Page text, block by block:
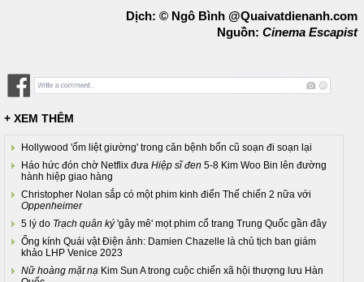
Dịch: © Ngô Bình @Quaivatdienanh.com
Nguồn: Cinema Escapist
+ XEM THÊM
Hollywood 'ốm liệt giường' trong căn bệnh bổn cũ soạn đi soạn lại
Háo hức đón chờ Netflix đưa Hiệp sĩ đen 5-8 Kim Woo Bin lên đường
hành hiệp giao hàng
Christopher Nolan sắp có một phim kinh điển Thế chiến 2 nữa với
Oppenheimer
5 lý do Trạch quân ký'gây mê' mọt phim cổ trang Trung Quốc gần đây
Ống kính Quái vật Điện ảnh: Damien Chazelle là chủ tịch ban giám
khảo LHP Venice 2023
Nữ hoàng mặt nạ Kim Sun A trong cuộc chiến xã hội thượng lưu Hàn